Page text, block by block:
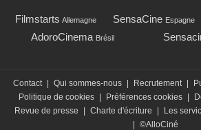
Filmstarts Allemagne SensaCine Espagne
AdoroCinema Brésil
Contact | Qui sommes-nous | Recrutement |
Politique de cookies | Préférences cookies |
Revue de presse
| Charte d'écriture | Les
| ©AlloCiné